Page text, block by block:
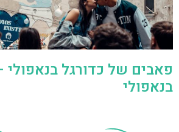
פאבים של כדורגל בנאפולי
בנאפולי